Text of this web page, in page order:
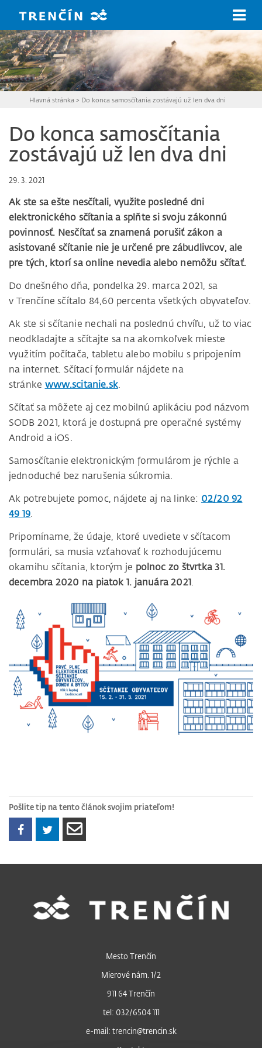
Hlavná stránka > Do konca samosčítania zostávajú už len dva dni
Do konca samosčítania
zostávajú už len dva dni
29. 3. 2021
Ak ste sa ešte nesčítali, využite posledné dni
elektronického sčítania a splňte si svoju zákonnú
povinnosť. Nesčítať sa znamená porušiť zákon a
asistované sčítanie nie je určené pre zábudlivcov, ale
pre tých, ktorí sa online nevedia alebo nemôžu sčítať.
Do dnešného dňa, pondelka 29. marca 2021, sa
v Trenčíne sčítalo 84,60 percenta všetkých obyvateľov.
Ak ste si sčítanie nechali na poslednú chvíľu, už to viac
neodkladajte a sčítajte sa na akomkoľvek mieste
využitím počítača, tabletu alebo mobilu s pripojením
na internet. Sčítací formulár nájdete na
stránke www.scitanie.sk.
Sčítať sa môžete aj cez mobilnú aplikáciu pod názvom
SODB 2021, ktorá je dostupná pre operačné systémy
Android a iOS.
Samosčítanie elektronickým formulárom je rýchle a
jednoduché bez narušenia súkromia.
Ak potrebujete pomoc, nájdete aj na linke: 02/20 92
49 19.
Pripomíname, že údaje, ktoré uvediete v sčítacom
formulári, sa musia vzťahovať k rozhodujúcemu
okamihu sčítania, ktorým je polnoc zo štvrtka 31.
decembra 2020 na piatok 1. januára 2021.
Pošlite tip na tento článok svojim priateľom!
Mesto Trenčín
Mierové nám. 1/2
911 64 Trenčín
tel: 032/6504 111
e-mail: trencin@trencin.sk